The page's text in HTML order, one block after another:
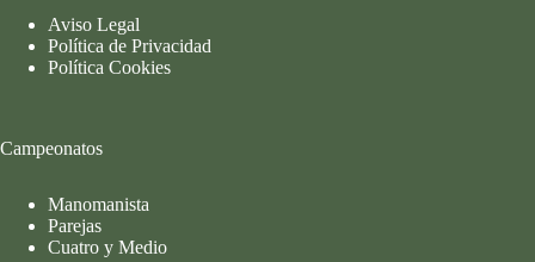
Aviso Legal
Política de Privacidad
Política Cookies
Campeonatos
Manomanista
Parejas
Cuatro y Medio